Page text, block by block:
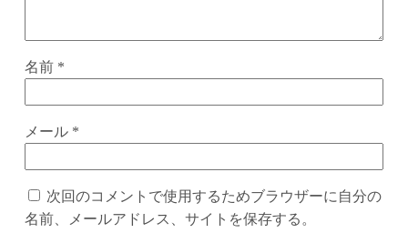
名前 *
メール *
次回のコメントで使用するためブラウザーに自分の
名前、メールアドレス、サイトを保存する。